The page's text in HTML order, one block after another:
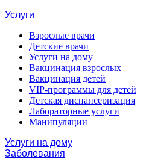
Услуги
Взрослые врачи
Детские врачи
Услуги на дому
Вакцинация взрослых
Вакцинация детей
VIP-программы для детей
Детская диспансеризация
Лабораторные услуги
Манипуляции
Услуги на дому
Заболевания